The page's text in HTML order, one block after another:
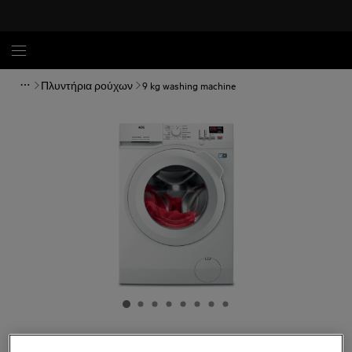
Πλυντήρια ρούχων 9 kg washing machine